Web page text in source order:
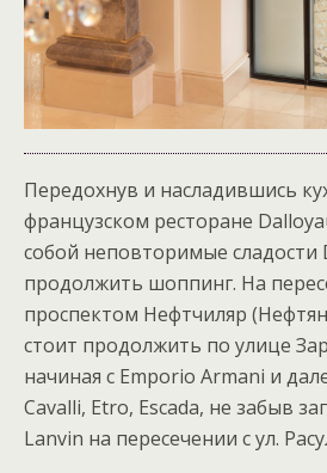
Передохнув и насладившись
французском ресторане
собой неповторимые
продолжить шоппинг. На
проспектом Нефтчиляр
стоит продолжить по улице
начиная с Emporio Armani и
Cavalli, Etro, Escada, не забыв
Lanvin на пересечении с ул.